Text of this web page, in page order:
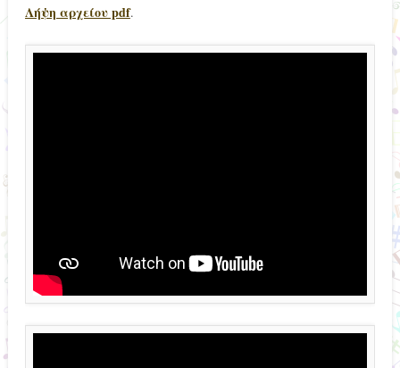
Λήψη αρχείου pdf.